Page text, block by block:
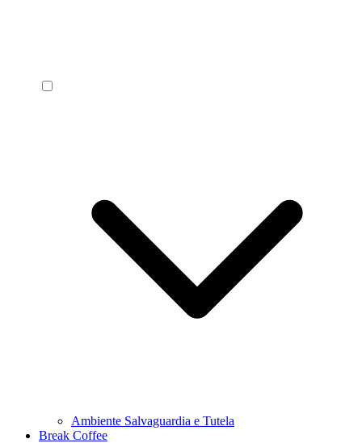
Ambiente Salvaguardia e Tutela
Break Coffee